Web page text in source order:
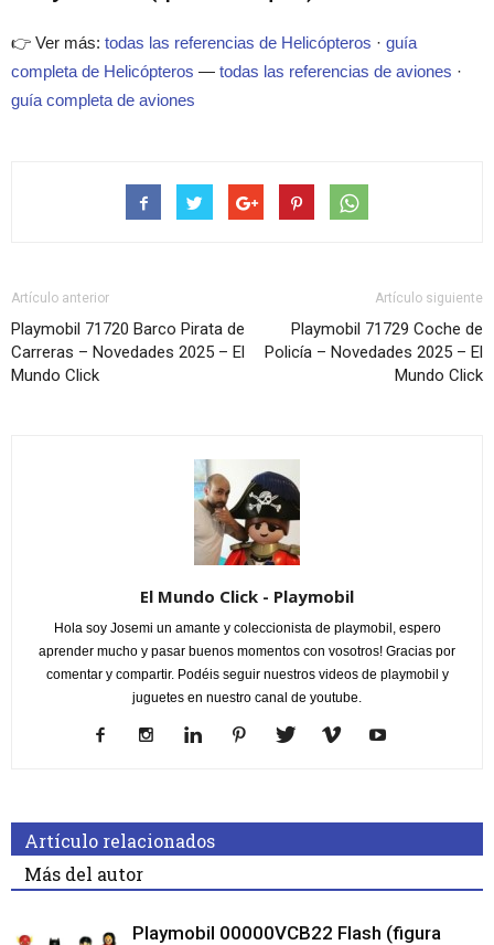
👉 Ver más: todas las referencias de Helicópteros · guía
completa de Helicópteros — todas las referencias de aviones ·
guía completa de aviones
Artículo anterior
Playmobil 71720 Barco Pirata de
Carreras – Novedades 2025 – El
Mundo Click
Artículo siguiente
Playmobil 71729 Coche de
Policía – Novedades 2025 – El
Mundo Click
El Mundo Click - Playmobil
Hola soy Josemi un amante y coleccionista de playmobil, espero
aprender mucho y pasar buenos momentos con vosotros! Gracias por
comentar y compartir. Podéis seguir nuestros videos de playmobil y
juguetes en nuestro canal de youtube.
Artículo relacionados
Más del autor
Playmobil 00000VCB22 Flash (figura